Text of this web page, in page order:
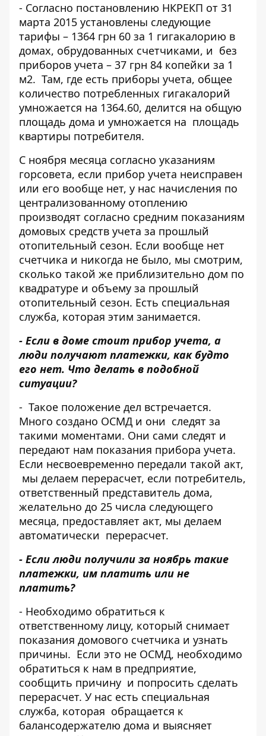
- Согласно постановлению НКРЕКП от 31
марта 2015 установлены следующие
тарифы – 1364 грн 60 за 1 гигакалорию в
домах, обрудованных счетчиками, и без
приборов учета – 37 грн 84 копейки за 1
м2. Там, где есть приборы учета, общее
количество потребленных гигакалорий
умножается на 1364.60, делится на общую
площадь дома и умножается на площадь
квартиры потребителя.
С ноября месяца согласно указаниям
горсовета, если прибор учета неисправен
или его вообще нет, у нас начисления по
централизованному отоплению
производят согласно средним показаниям
домовых средств учета за прошлый
отопительный сезон. Если вообще нет
счетчика и никогда не было, мы смотрим,
сколько такой же приблизительно дом по
квадратуре и объему за прошлый
отопительный сезон. Есть специальная
служба, которая этим занимается.
- Если в доме стоит прибор учета, а
люди получают платежки, как будто
его нет. Что делать в подобной
ситуации?
- Такое положение дел встречается.
Много создано ОСМД и они следят за
такими моментами. Они сами следят и
передают нам показания прибора учета.
Если несвоевременно передали такой акт,
мы делаем перерасчет, если потребитель,
ответственный представитель дома,
желательно до 25 числа следующего
месяца, предоставляет акт, мы делаем
автоматически перерасчет.
- Если люди получили за ноябрь такие
платежки, им платить или не
платить?
- Необходимо обратиться к
ответственному лицу, который снимает
показания домового счетчика и узнать
причины. Если это не ОСМД, необходимо
обратиться к нам в предприятие,
сообщить причину и попросить сделать
перерасчет. У нас есть специальная
служба, которая обращается к
балансодержателю дома и выясняет